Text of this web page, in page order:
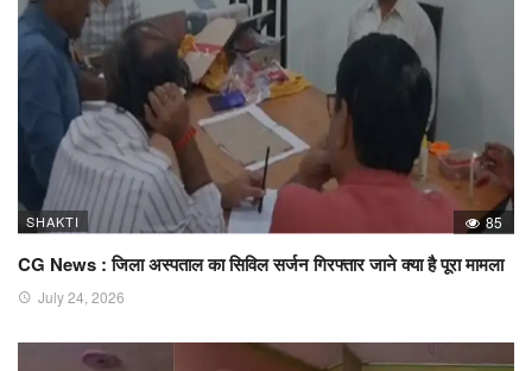
SHAKTI 85
CG News : जिला अस्पताल का सिविल सर्जन गिरफ्तार जाने क्या है पूरा मामला
July 24, 2026